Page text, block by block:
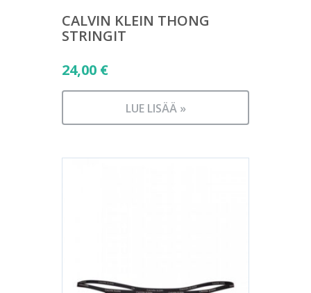
CALVIN KLEIN THONG
STRINGIT
24,00 €
LUE LISÄÄ »